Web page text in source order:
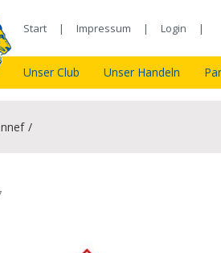
Start Impressum Login
Unser Club Unser Handeln